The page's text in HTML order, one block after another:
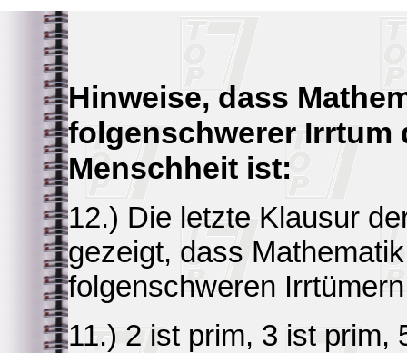
Hinweise, dass
folgenschwerer Irrtum
Menschheit ist:
12.) Die letzte Klausur
gezeigt, dass
folgenschweren
11.) 2 ist prim, 3 ist prim,